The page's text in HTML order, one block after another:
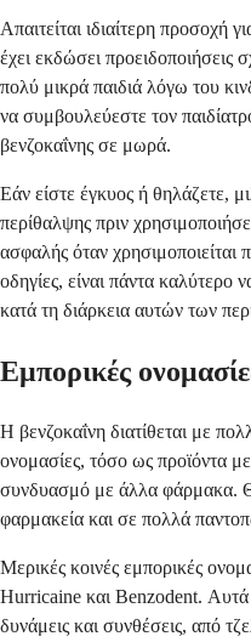
Απαιτείται ιδιαίτερη
έχει εκδώσει προειδοποιήσεις
πολύ μικρά παιδιά λόγω του
να συμβουλεύεστε τον
βενζοκαΐνης σε μωρά.
Εάν είστε έγκυος ή θηλάζετε,
περίθαλψης πριν
ασφαλής όταν χρησιμοποιείται
οδηγίες, είναι πάντα καλύτερο
κατά τη διάρκεια αυτών των
Εμπορικές
Η βενζοκαΐνη διατίθεται με
ονομασίες, τόσο ως προϊόντα
συνδυασμό με άλλα φάρμακα.
φαρμακεία και σε πολλά
Μερικές κοινές εμπορικές
Hurricaine και Benzodent. Αυτά
δυνάμεις και συνθέσεις, από